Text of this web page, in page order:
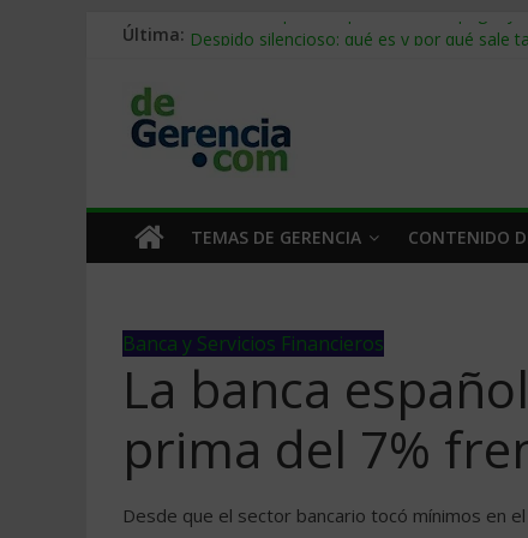
Última: Stablecoins para empresas: cómo pagar y
Trabajo forzoso en la cadena de
Mercado hispano de EE. UU.: cómo
TEMAS DE GERENCIA CONTENIDO
Banca y Servicios Financieros
La banca
prima del 7%
Desde que el sector bancario tocó mínimos en